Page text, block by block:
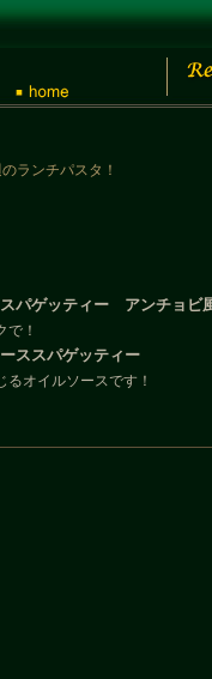
ランチパスタ！
パゲッティー アンチョビ
！
ススパゲッティー
オイルソースです！